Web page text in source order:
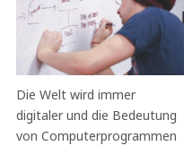
Die Welt wird immer
digitaler und die Bedeutung
von Computerprogrammen